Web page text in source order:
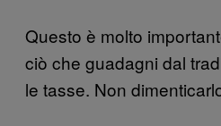
Questo è molto
ciò che guadagni dal
le tasse. Non